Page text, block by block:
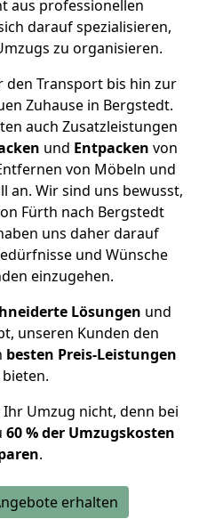
aus professionellen
darauf spezialisieren,
zu organisieren.
den Transport bis hin zur
Zuhause in Bergstedt.
auch Zusatzleistungen
und Entpacken von
von Möbeln und
an. Wir sind uns bewusst,
Fürth nach Bergstedt
uns daher darauf
und Wünsche
einzugehen.
Lösungen und
unseren Kunden den
besten Preis-Leistungen
Umzug nicht, denn bei
60 % der Umzugskosten
.
erhalten